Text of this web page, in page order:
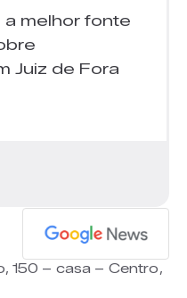
a melhor fonte
Juiz de Fora
150 – casa – Centro,